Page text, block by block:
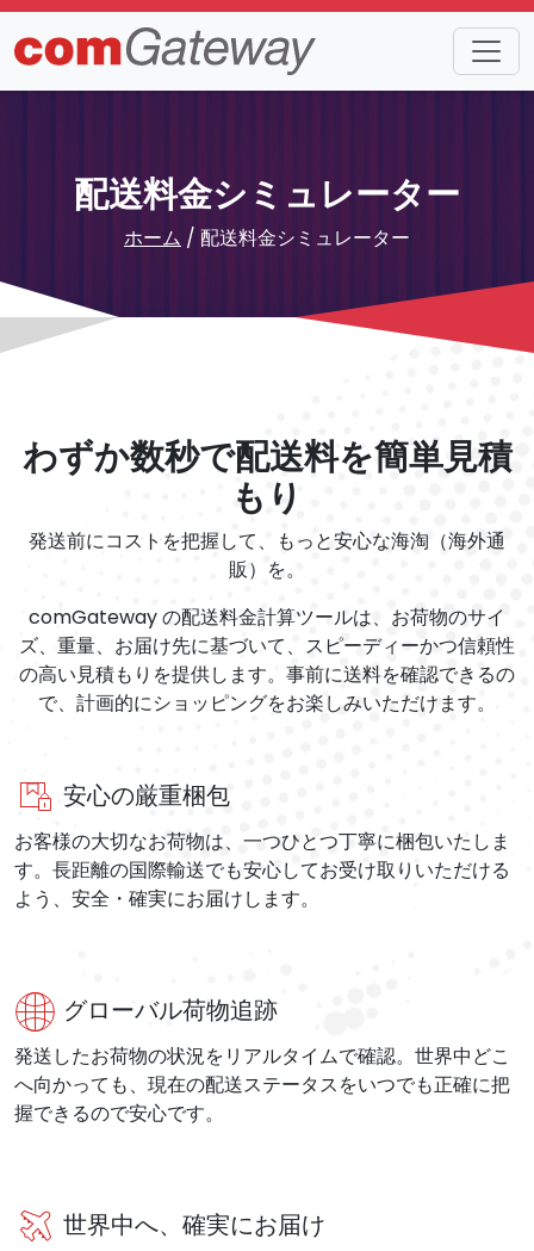
配送料金シミュレーター
ホーム / 配送料金シミュレーター
わずか数秒で配送料を簡単見積
もり
発送前にコストを把握して、もっと安心な海淘（海外通
販）を。
comGateway の配送料金計算ツールは、お荷物のサイ
ズ、重量、お届け先に基づいて、スピーディーかつ信頼性
の高い見積もりを提供します。事前に送料を確認できるの
で、計画的にショッピングをお楽しみいただけます。
安心の厳重梱包
お客様の大切なお荷物は、一つひとつ丁寧に梱包いたしま
す。長距離の国際輸送でも安心してお受け取りいただける
よう、安全・確実にお届けします。
グローバル荷物追跡
発送したお荷物の状況をリアルタイムで確認。世界中どこ
へ向かっても、現在の配送ステータスをいつでも正確に把
握できるので安心です。
世界中へ、確実にお届け